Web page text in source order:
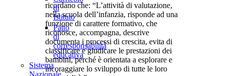
ricordano che: “L’attività di valutazione,
nella scuola dell’infanzia, risponde ad una
funzione di carattere formativo, che
riconosce, accompagna, descrive
documenta i processi di crescita, evita di
classificare e giudicare le prestazioni dei
bambini, perché è orientata a esplorare e
incoraggiare lo sviluppo di tutte le loro
di
Istituto
Patto
di
corresponsabilità
educativa
Sistema
Nazionale